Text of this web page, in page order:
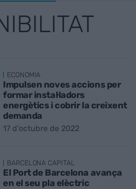
ECONOMIA
Impulsen noves accions per
formar instal·ladors
energètics i cobrir la creixent
demanda
17 d’octubre de 2022
BARCELONA CAPITAL
El Port de Barcelona avança
en el seu pla elèctric